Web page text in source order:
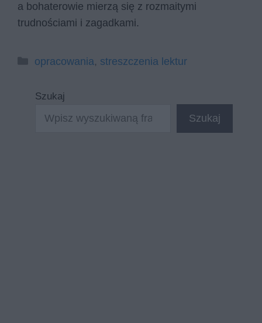
a bohaterowie mierzą się z rozmaitymi
trudnościami i zagadkami.
Kategorie
opracowania, streszczenia lektur
Szukaj
Szukaj